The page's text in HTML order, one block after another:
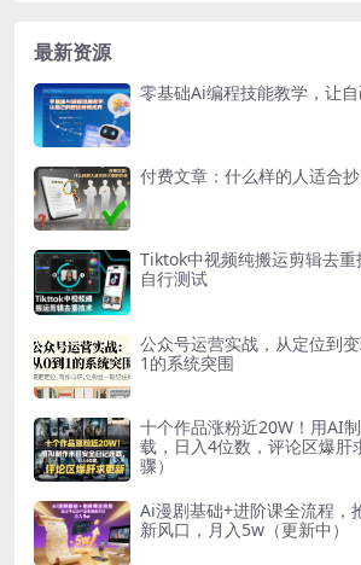
最新资源
零基础Ai编程技能教学，让
付费文章：什么样的人适合
Tiktok中视频纯搬运剪辑去重
自行测试
公众号运营实战，从定位到
1的系统突围
十个作品涨粉近20W！用AI
载，日入4位数，评论区爆肝
骤）
Ai漫剧基础+进阶课全流程，
新风口，月入5w（更新中）